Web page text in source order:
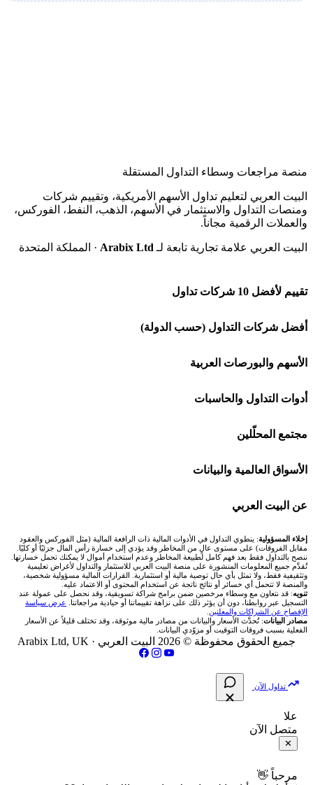
منصة مراجعات وسطاء التداول المستقلة
البيت العربي لتعليم تداول الأسهم الأمريكية، وتقييم شركات
ومنصات التداول والاستثمار في الأسهم، الذهب، النفط، الفوركس،
والعملات الرقمية مجاناً.
البيت العربي علامة تجارية تابعة لـ Arabix Ltd · المملكة المتحدة
تقييم لأفضل 10 شركات تداول
شركة Capital.com
افاتريد AvaTrade
اكسنس Exness
منصة بينانس
اكس تي بي XTB
انتراكتيف بروكرز IBKR
أفضل شركات التداول (حسب الدولة)
شركات تداول في السعودية
شركات تداول في الإمارات
شركات تداول في الكويت
شركات تداول في قطر
شركات تداول في الأردن
شركات تداول في العراق
شركات تداول في فلسطين
الأسهم والبورصات العربية
🌍 كل البورصات العربية
🇸🇦 السوق السعودية
🇦🇪 أسواق الإمارات
🇪🇬 البورصة المصرية
🇶🇦 بورصة قطر
🇯🇴 بورصة عمّان
🇧🇭 بورصة البحرين
فلتر الأسهم الشرعي
📋 جميع الأسهم
أدوات التداول والحاسبات
🕌 حاسبة الزكاة
💱 محول العملات
🧮 حاسبة حجم اللوت
📊 حاسبة قيمة النقطة
💰 حاسبة ربح الفوركس
📌 حاسبة النقاط المحورية
📏 حاسبة حجم المركز
📈 حاسبة عائد التداول
📊 حاسبة الربح التراكمي
🧮 حاسبة متوسط سعر السهم
مجتمع المحلّلين
🧱 حائط المجتمع
🏆 لوحة المحلّلين
✍️ اكتب تحليلك
الأسواق العالمية والبيانات
🌐 المؤشرات العالمية
🥇 سعر الذهب اليوم
🥇 أسعار الذهب والمعادن
💱 أسعار العملات والفوركس
💵 سعر الريال السعودي في مصر
📅 المؤشرات الاقتصادية
عن البيت العربي
من نحن
تواصل معنا
فريق المؤلفين
مقالات تعليمية
سياسة تقييم الشركات
الإبلاغ عن شركة نصابة
شروط الاستخدام
إخلاء المسؤولية: ينطوي التداول في الأدوات المالية ذات الرافعة المالية (مثل الفوركس والعقود
مقابل الفروقات) على مستوى عالٍ من المخاطر وقد يؤدي إلى خسارة رأس المال جزئيًا أو كليًا.
ننصح بالتداول فقط بعد فهم كامل لطبيعة المخاطر وعدم استخدام أموال لا يمكنك تحمل خسارتها.
تُقدَّم جميع المعلومات المنشورة على منصة البيت العربي للاستثمار والتداول لأغراض تعليمية
وتثقيفية فقط، ولا تمثل بأي حال توصية مالية أو استثمارية. القرارات المالية مسؤولية شخصية،
والمنصة لا تتحمل أي خسائر أو نتائج ناتجة عن استخدام المحتوى أو الاعتماد عليه.
تنويه: قد نتعاون مع وسطاء مرخصين ضمن برامج شراكة تسويقية، وقد نحصل على عمولة عند
التسجيل عبر روابطنا، دون أن يؤثر ذلك على نزاهة تقييماتنا أو حيادية مراجعاتنا. عرض سياسة
الإفصاح عن الشراكات والمعلنين
مصادر البيانات: تُحدَّث الأسعار والبيانات من مصادر مالية موثوقة، وقد تختلف قليلاً عن الأسعار
الفعلية بسبب فروقات التوقيت أو مزوّدي البيانات.
جميع الحقوق محفوظة © 2026 البيت العربي · Arabix Ltd, UK
تداول الآن
علا
متصل الآن
✕
مرحباً 👋